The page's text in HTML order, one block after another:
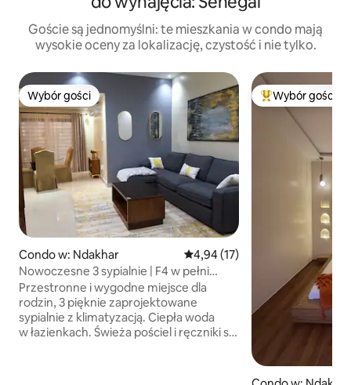
Goście są jednomyślni: te mieszkania w condo mają
wysokie oceny za lokalizację, czystość i nie tylko.
Wybór gości
Wybór gości
Condo w: Ndakhar Średnia ocena: 4,94 na 5,
4,94 (17)
Nowoczesne 3 sypialnie | F4 w pełni
wyposażone – Mamelles, Dakar
Przestronne i wygodne miejsce dla
rodzin, 3 pięknie zaprojektowane
sypialnie z klimatyzacją. Ciepła woda
w łazienkach. Świeża pościel i ręczniki są
Wybór gości